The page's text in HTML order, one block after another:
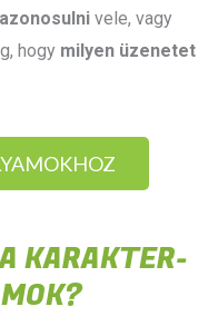
azonosulni vele, vagy
hogy milyen üzenetet
KARAKTER-